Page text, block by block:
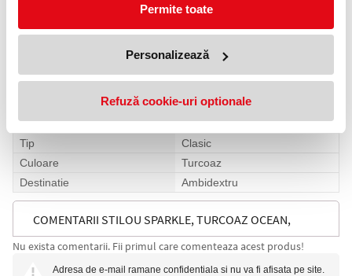
Permite toate
Personalizează
Refuză cookie-uri optionale
Alimentare:patroane standard
Oțel inoxidabil
Culoare:Turcoaz
Penita
M
Tip
Clasic
Culoare
Turcoaz
Destinatie
Ambidextru
COMENTARII STILOU SPARKLE, TURCOAZ OCEAN,
METALIC M, FABER-CASTELL
Nu exista comentarii. Fii primul care comenteaza acest produs!
Adresa de e-mail ramane confidentiala si nu va fi afisata pe site.